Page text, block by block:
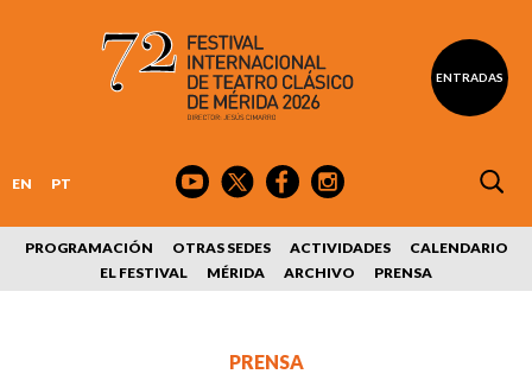
ENTRADAS
EN PT
PROGRAMACIÓN OTRAS SEDES ACTIVIDADES
CALENDARIO
EL FESTIVAL
MÉRIDA ARCHIVO PRENSA
PRENSA